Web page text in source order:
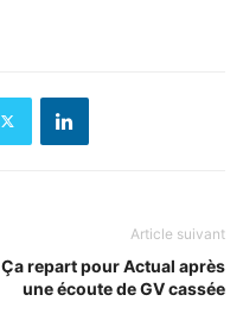
Article suivant
Ça repart pour Actual après
une écoute de GV cassée